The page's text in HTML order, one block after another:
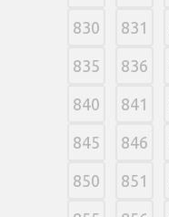
830 831
835 836
840 841
845 846
850 851